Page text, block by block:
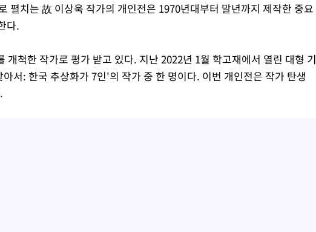
치는 故 이상욱 작가의 개인전은 1970년대부터 말년까지 제작한 중요
다.
개척한 작가로 평가 받고 있다. 지난 2022년 1월 학고재에서 열린 대형 기
서: 한국 추상화가 7인'의 작가 중 한 명이다. 이번 개인전은 작가 탄생